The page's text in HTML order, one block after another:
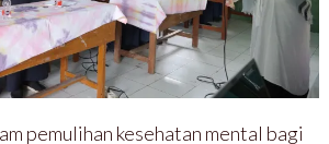
pemulihan kesehatan mental bagi